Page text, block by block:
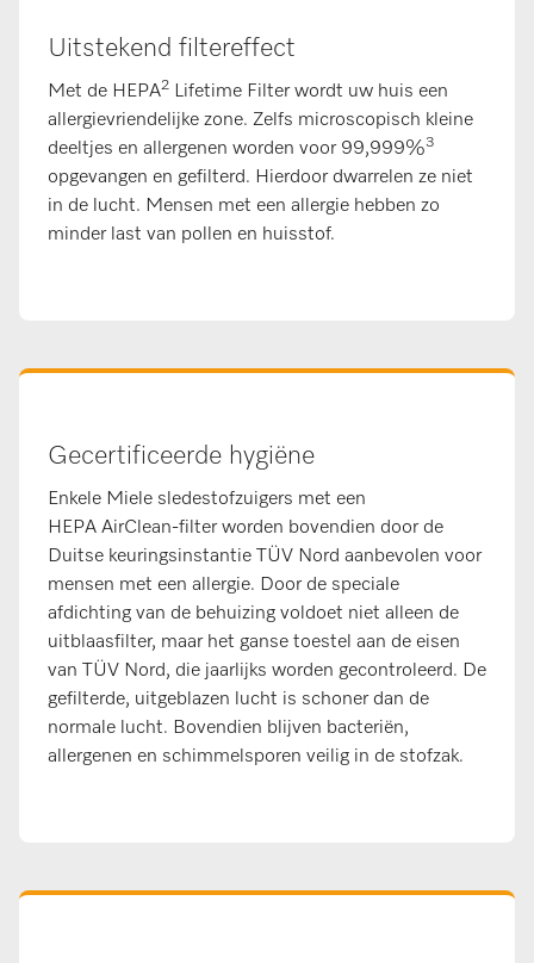
Uitstekend filtereffect
Met de HEPA2 Lifetime Filter wordt uw huis een
allergievriendelijke zone. Zelfs microscopisch kleine
deeltjes en allergenen worden voor 99,999%3
opgevangen en gefilterd. Hierdoor dwarrelen ze niet
in de lucht. Mensen met een allergie hebben zo
minder last van pollen en huisstof.
Gecertificeerde hygiëne
Enkele Miele sledestofzuigers met een
HEPA AirClean-filter worden bovendien door de
Duitse keuringsinstantie TÜV Nord aanbevolen voor
mensen met een allergie. Door de speciale
afdichting van de behuizing voldoet niet alleen de
uitblaasfilter, maar het ganse toestel aan de eisen
van TÜV Nord, die jaarlijks worden gecontroleerd. De
gefilterde, uitgeblazen lucht is schoner dan de
normale lucht. Bovendien blijven bacteriën,
allergenen en schimmelsporen veilig in de stofzak.